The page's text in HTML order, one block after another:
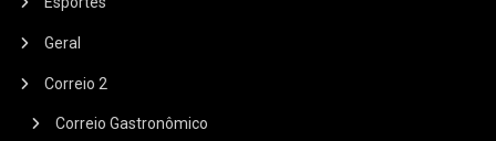
Geral
Correio 2
Correio Gastronômico